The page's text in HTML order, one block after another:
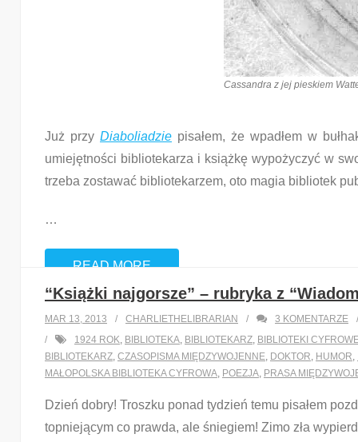
Cassandra z jej pieskiem
Już przy Diaboliadzie pisałem, że wpadłem w
umiejętności bibliotekarza i książkę wypożyczyć w
trzeba zostawać bibliotekarzem, oto magia bibliotek
…
READ MORE
Twitter Facebook LinkedIn
“Książki najgorsze” – rubryka z
MAR 13, 2013 CHARLIETHELIBRARIAN 3 KOMENTARZE
1924 ROK, BIBLIOTEKA, BIBLIOTEKARZ, BIBLIOTEKI
BIBLIOTEKARZ, CZASOPISMA MIĘDZYWOJENNE, DOKTOR, HUMOR,
MAŁOPOLSKA BIBLIOTEKA CYFROWA, POEZJA, PRASA
Dzień dobry! Troszku ponad tydzień temu pisałem
topniejącym co prawda, ale śniegiem! Zimo zła